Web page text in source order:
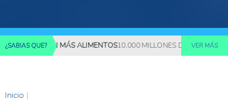
¿SABIAS QUE?MÁS ALIMENTOS10.000 MILLONES DE PERSONAS
VER MÁS
Inicio |